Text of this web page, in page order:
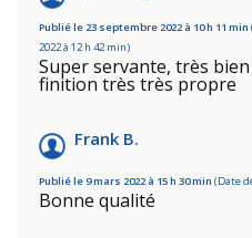
Publié le 23 septembre 2022 à 10 h 11 min
2022 à 12 h 42 min)
Super servante, très
finition très très propre
Frank B.
Publié le 9 mars 2022 à 15 h 30 min (Date
Bonne qualité